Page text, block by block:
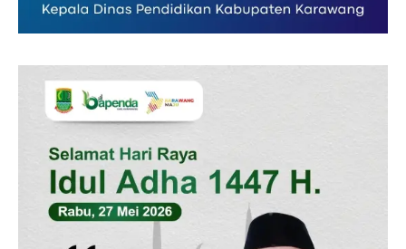
Tentang Kami
Indeks Berita